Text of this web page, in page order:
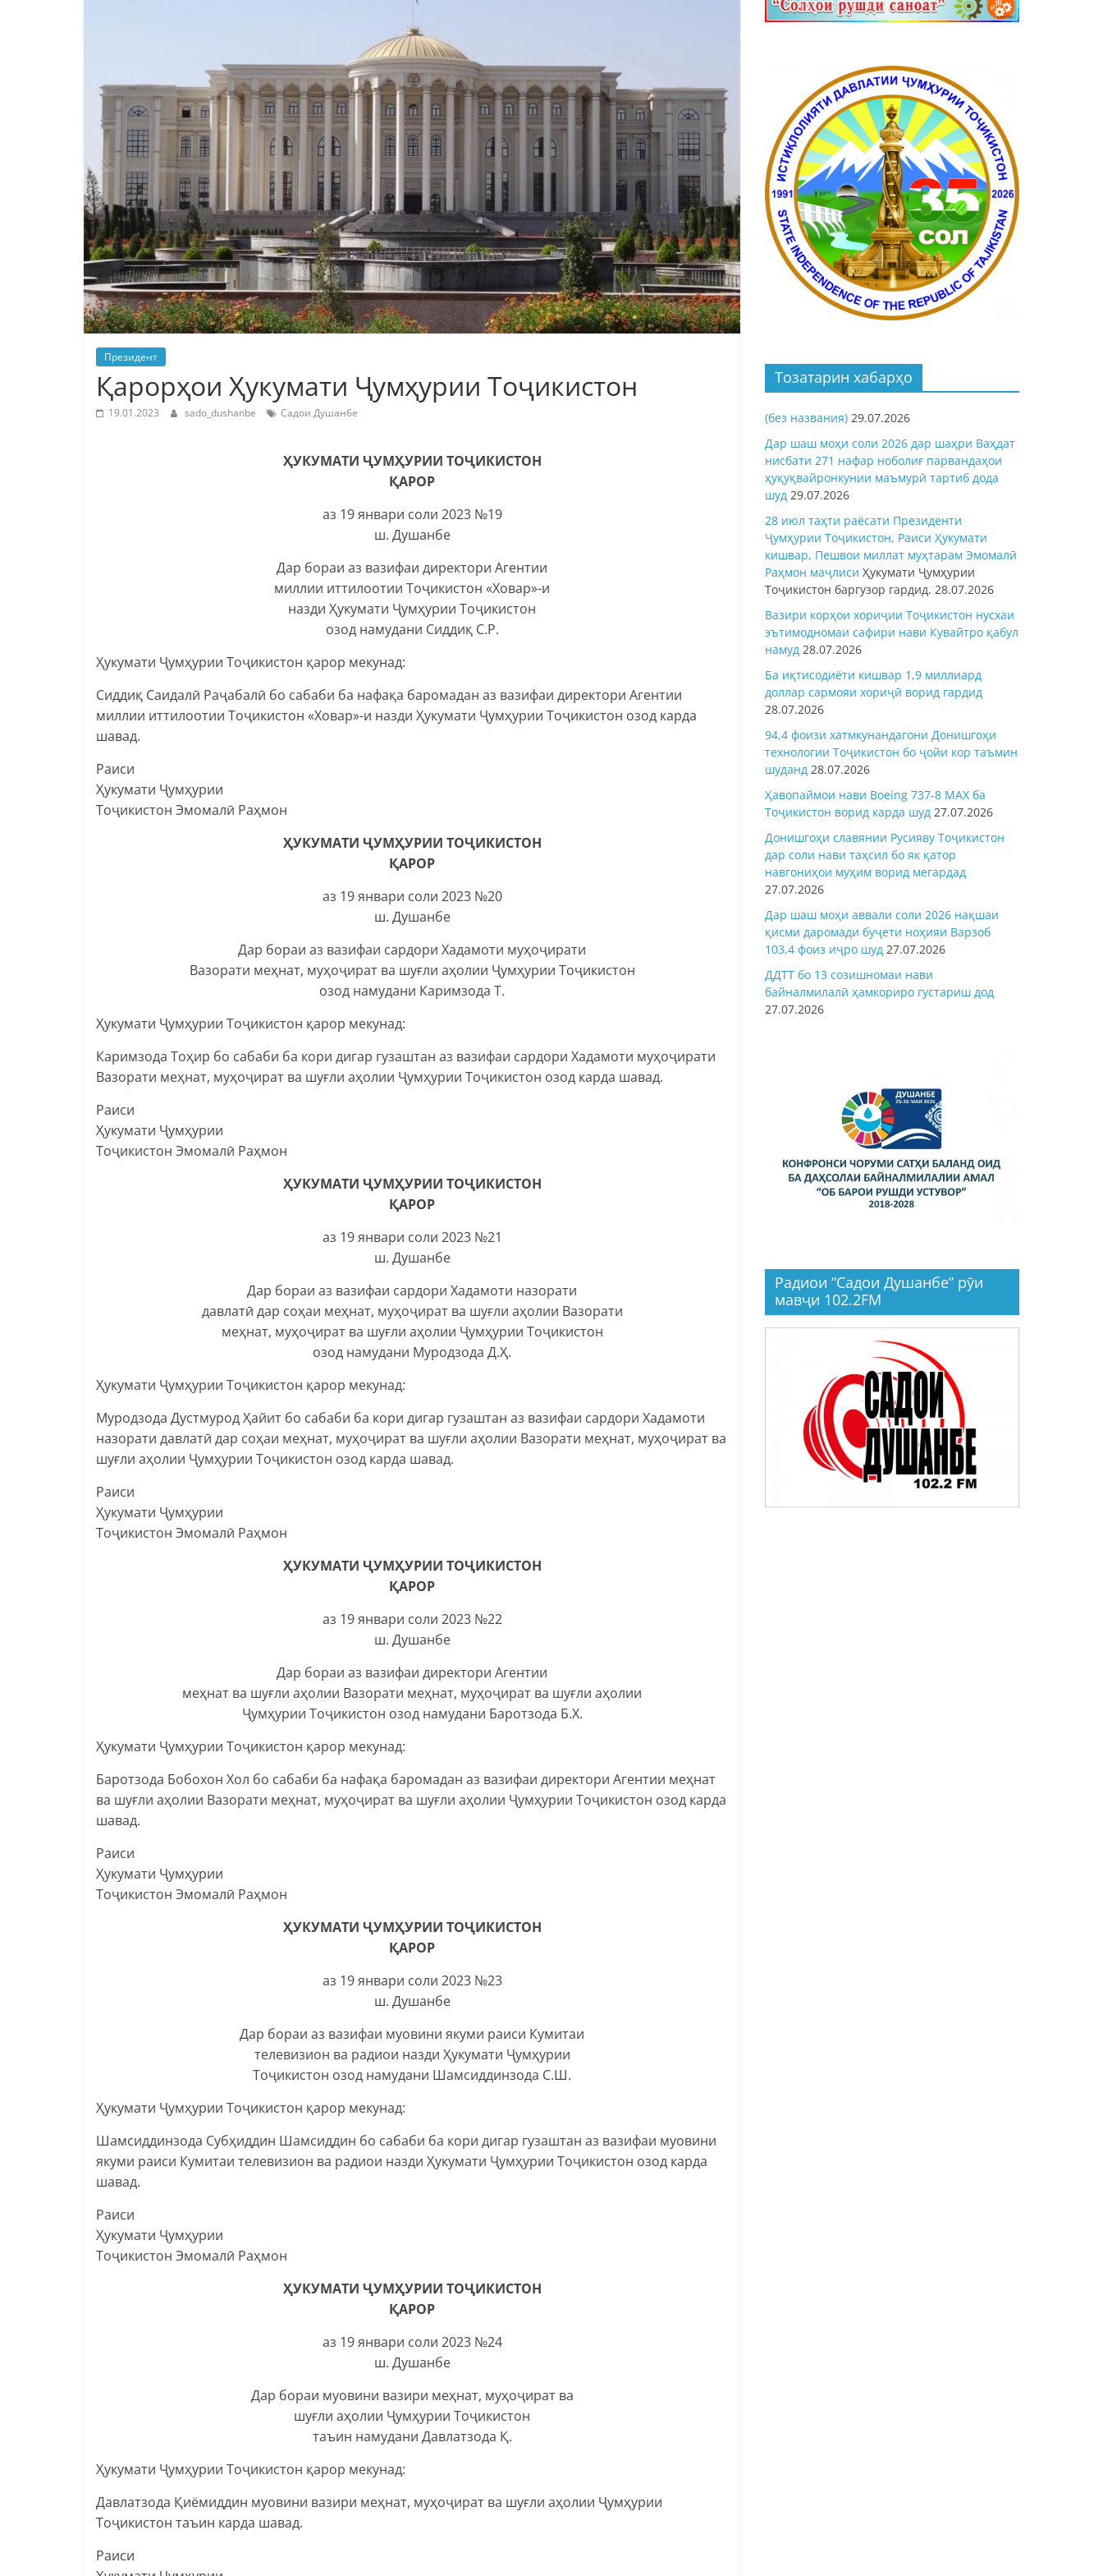
Президент
Қарорҳои Ҳукумати Ҷумҳурии Тоҷикистон
19.01.2023 sado_dushanbe Садои Душанбе
ҲУКУМАТИ ҶУМҲУРИИ ТОҶИКИСТОН
ҚАРОР
аз 19 январи соли 2023 №19
ш. Душанбе
Дар бораи аз вазифаи директори Агентии
миллии иттилоотии Тоҷикистон «Ховар»-и
назди Ҳукумати Ҷумҳурии Тоҷикистон
озод намудани Сиддиқ С.Р.
Ҳукумати Ҷумҳурии Тоҷикистон қарор мекунад:
Сиддиқ Саидалӣ Раҷабалӣ бо сабаби ба нафақа баромадан аз вазифаи директори Агентии
миллии иттилоотии Тоҷикистон «Ховар»-и назди Ҳукумати Ҷумҳурии Тоҷикистон озод карда
шавад.
Раиси
Ҳукумати Ҷумҳурии
Тоҷикистон Эмомалӣ Раҳмон
ҲУКУМАТИ ҶУМҲУРИИ ТОҶИКИСТОН
ҚАРОР
аз 19 январи соли 2023 №20
ш. Душанбе
Дар бораи аз вазифаи сардори Хадамоти муҳоҷирати
Вазорати меҳнат, муҳоҷират ва шуғли аҳолии Ҷумҳурии Тоҷикистон
озод намудани Каримзода Т.
Ҳукумати Ҷумҳурии Тоҷикистон қарор мекунад:
Каримзода Тоҳир бо сабаби ба кори дигар гузаштан аз вазифаи сардори Хадамоти муҳоҷирати
Вазорати меҳнат, муҳоҷират ва шуғли аҳолии Ҷумҳурии Тоҷикистон озод карда шавад.
Раиси
Ҳукумати Ҷумҳурии
Тоҷикистон Эмомалӣ Раҳмон
ҲУКУМАТИ ҶУМҲУРИИ ТОҶИКИСТОН
ҚАРОР
аз 19 январи соли 2023 №21
ш. Душанбе
Дар бораи аз вазифаи сардори Хадамоти назорати
давлатӣ дар соҳаи меҳнат, муҳоҷират ва шуғли аҳолии Вазорати
меҳнат, муҳоҷират ва шуғли аҳолии Ҷумҳурии Тоҷикистон
озод намудани Муродзода Д.Ҳ.
Ҳукумати Ҷумҳурии Тоҷикистон қарор мекунад:
Муродзода Дустмурод Ҳайит бо сабаби ба кори дигар гузаштан аз вазифаи сардори Хадамоти
назорати давлатӣ дар соҳаи меҳнат, муҳоҷират ва шуғли аҳолии Вазорати меҳнат, муҳоҷират ва
шуғли аҳолии Ҷумҳурии Тоҷикистон озод карда шавад.
Раиси
Ҳукумати Ҷумҳурии
Тоҷикистон Эмомалӣ Раҳмон
ҲУКУМАТИ ҶУМҲУРИИ ТОҶИКИСТОН
ҚАРОР
аз 19 январи соли 2023 №22
ш. Душанбе
Дар бораи аз вазифаи директори Агентии
меҳнат ва шуғли аҳолии Вазорати меҳнат, муҳоҷират ва шуғли аҳолии
Ҷумҳурии Тоҷикистон озод намудани Баротзода Б.Х.
Ҳукумати Ҷумҳурии Тоҷикистон қарор мекунад:
Баротзода Бобохон Хол бо сабаби ба нафақа баромадан аз вазифаи директори Агентии меҳнат
ва шуғли аҳолии Вазорати меҳнат, муҳоҷират ва шуғли аҳолии Ҷумҳурии Тоҷикистон озод карда
шавад.
Раиси
Ҳукумати Ҷумҳурии
Тоҷикистон Эмомалӣ Раҳмон
ҲУКУМАТИ ҶУМҲУРИИ ТОҶИКИСТОН
ҚАРОР
аз 19 январи соли 2023 №23
ш. Душанбе
Дар бораи аз вазифаи муовини якуми раиси Кумитаи
телевизион ва радиои назди Ҳукумати Ҷумҳурии
Тоҷикистон озод намудани Шамсиддинзода С.Ш.
Ҳукумати Ҷумҳурии Тоҷикистон қарор мекунад:
Шамсиддинзода Субҳиддин Шамсиддин бо сабаби ба кори дигар гузаштан аз вазифаи муовини
якуми раиси Кумитаи телевизион ва радиои назди Ҳукумати Ҷумҳурии Тоҷикистон озод карда
шавад.
Раиси
Ҳукумати Ҷумҳурии
Тоҷикистон Эмомалӣ Раҳмон
ҲУКУМАТИ ҶУМҲУРИИ ТОҶИКИСТОН
ҚАРОР
аз 19 январи соли 2023 №24
ш. Душанбе
Дар бораи муовини вазири меҳнат, муҳоҷират ва
шуғли аҳолии Ҷумҳурии Тоҷикистон
таъин намудани Давлатзода Қ.
Ҳукумати Ҷумҳурии Тоҷикистон қарор мекунад:
Давлатзода Қиёмиддин муовини вазири меҳнат, муҳоҷират ва шуғли аҳолии Ҷумҳурии
Тоҷикистон таъин карда шавад.
Раиси
Тозатарин хабарҳо
(без названия) 29.07.2026
Дар шаш моҳи соли 2026 дар шаҳри Ваҳдат
нисбати 271 нафар ноболиғ парвандаҳои
ҳуқуқвайронкунии маъмурӣ тартиб дода
шуд 29.07.2026
28 июл таҳти раёсати Президенти
Ҷумҳурии Тоҷикистон, Раиси Ҳукумати
кишвар, Пешвои миллат муҳтарам Эмомалӣ
Раҳмон маҷлиси Ҳукумати Ҷумҳурии
Тоҷикистон баргузор гардид. 28.07.2026
Вазири корҳои хориҷии Тоҷикистон нусхаи
эътимодномаи сафири нави Кувайтро қабул
намуд 28.07.2026
Ба иқтисодиёти кишвар 1,9 миллиард
доллар сармояи хориҷӣ ворид гардид
28.07.2026
94,4 фоизи хатмкунандагони Донишгоҳи
технологии Тоҷикистон бо ҷойи кор таъмин
шуданд 28.07.2026
Ҳавопаймои нави Boeing 737-8 MAX ба
Тоҷикистон ворид карда шуд 27.07.2026
Донишгоҳи славянии Русияву Тоҷикистон
дар соли нави таҳсил бо як қатор
навгониҳои муҳим ворид мегардад
27.07.2026
Дар шаш моҳи аввали соли 2026 нақшаи
қисми даромади буҷети ноҳияи Варзоб
103,4 фоиз иҷро шуд 27.07.2026
ДДТТ бо 13 созишномаи нави
байналмилалӣ ҳамкориро густариш дод
27.07.2026
Радиои “Садои Душанбе” рӯи
мавҷи 102.2FM